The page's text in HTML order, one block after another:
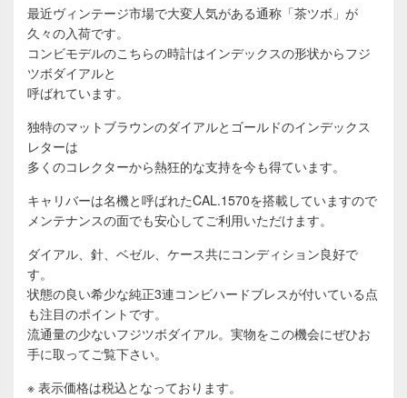
最近ヴィンテージ市場で大変人気がある通称「茶ツボ」が
久々の入荷です。
コンビモデルのこちらの時計はインデックスの形状からフジ
ツボダイアルと
呼ばれています。
独特のマットブラウンのダイアルとゴールドのインデックス
レターは
多くのコレクターから熱狂的な支持を今も得ています。
キャリバーは名機と呼ばれたCAL.1570を搭載していますので
メンテナンスの面でも安心してご利用いただけます。
ダイアル、針、ベゼル、ケース共にコンディション良好で
す。
状態の良い希少な純正3連コンビハードブレスが付いている点
も注目のポイントです。
流通量の少ないフジツボダイアル。実物をこの機会にぜひお
手に取ってご覧下さい。
※ 表示価格は税込となっております。